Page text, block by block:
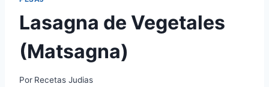
Lasagna de Vegetales
(Matsagna)
Por Recetas Judias